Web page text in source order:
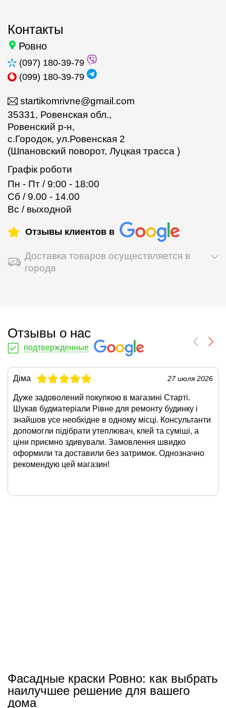
Контакты
Ровно
(097) 180-39-79
(099) 180-39-79
startikomrivne@gmail.com
35331, Ровенская обл.,
Ровенский р-н,
с.Городок, ул.Ровенская 2
(Шпановский поворот, Луцкая трасса )
Графік роботи
Пн - Пт / 9:00 - 18:00
Сб / 9.00 - 14.00
Вс / выходной
Отзывы клиентов в
Доставка товаров осуществляется в
города
Отзывы о нас
подтвержденные
Діма 27 июля 2026
Дуже задоволений покупкою в магазині Старті.
Шукав будматеріали Рівне для ремонту будинку і
знайшов усе необхідне в одному місці. Консультанти
допомогли підібрати утеплювач, клей та суміші, а
ціни приємно здивували. Замовлення швидко
оформили та доставили без затримок. Однозначно
рекомендую цей магазин!
Фасадные краски Ровно: как выбрать
наилучшее решение для вашего
дома